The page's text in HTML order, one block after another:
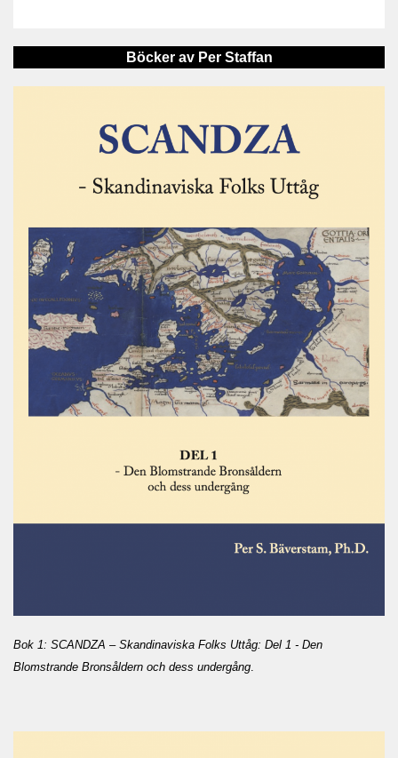
Böcker av Per Staffan
Bok 1: SCANDZA – Skandinaviska Folks Uttåg: Del 1 - Den
Blomstrande Bronsåldern och dess undergång